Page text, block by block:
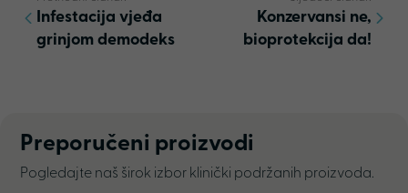
Infestacija vjeđa
grinjom demodeks
Konzervansi ne,
bioprotekcija da!
Preporučeni proizvodi
Pogledajte naš širok izbor klinički podržanih proizvoda.